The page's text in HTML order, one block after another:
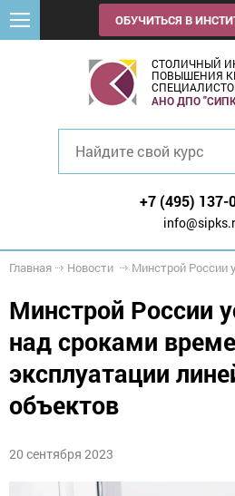
ОБУЧИТЬСЯ В
СТОЛИЧНЫЙ
ПОВЫШЕНИЯ
АНО ДПО
+7 (495) 137-
Главная Новости Минстрой России усилит надзор над
Минстрой России
над сроками
эксплуатации
объектов
20 сентября 2023